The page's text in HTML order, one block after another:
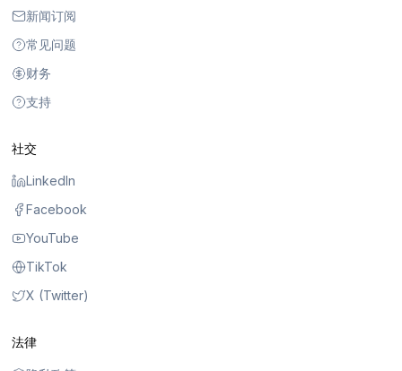
新闻订阅
常见问题
财务
支持
社交
LinkedIn
Facebook
YouTube
TikTok
X (Twitter)
法律